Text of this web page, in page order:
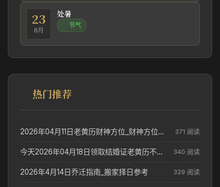
23
8月
处暑
节气
热门推荐
2026年04月11日老黄历财神方位_财神方位与供奉讲究 371 阅读
今天2026年04月18日领取结婚证老黄历不适合吗_领证日期参考 340 阅读
2026年4月14日乔迁指南_搬家择日参考 329 阅读